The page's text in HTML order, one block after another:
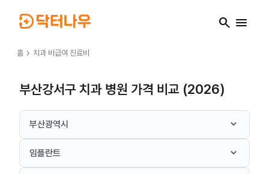
search menu
홈 chevron_right 치과 비급여 진료비
부산강서구 치과 병원 가격 비교 (2026)
부산광역시 keyboard_arrow_down
임플란트 keyboard_arrow_down